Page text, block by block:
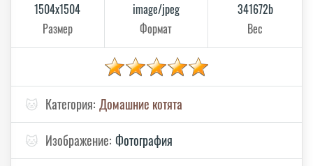
1504x1504
Размер
image/jpeg
Формат
341672b
Вес
🐱 Категория: Домашние котята
🐱 Изображение: Фотография